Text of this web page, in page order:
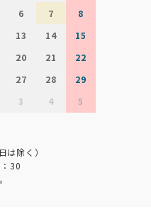
6 7
8
13 14
15
20 21
22
27 28
29
3 4 5
除く）
30